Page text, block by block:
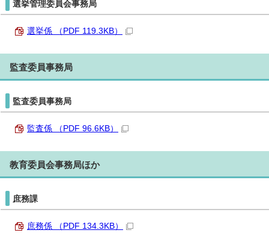
選挙管理委員会事務局
選挙係 （PDF 119.3KB）
監査委員事務局
監査委員事務局
監査係 （PDF 96.6KB）
教育委員会事務局ほか
庶務課
庶務係 （PDF 134.3KB）